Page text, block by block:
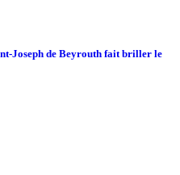
Joseph de Beyrouth fait briller le